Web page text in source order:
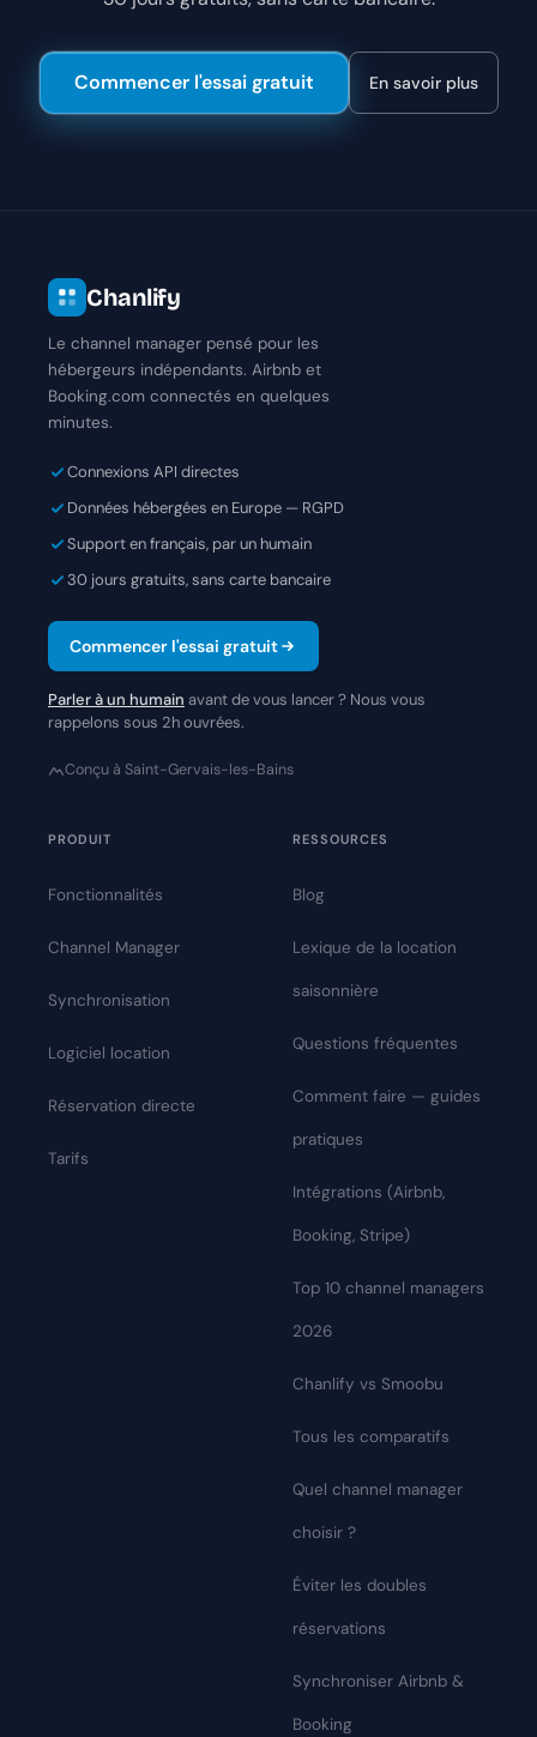
Commencer l'essai gratuit En savoir plus
Chanlify
Le channel manager pensé pour les
hébergeurs indépendants. Airbnb et
Booking.com connectés en quelques
minutes.
Connexions API directes
Données hébergées en Europe — RGPD
Support en français, par un humain
30 jours gratuits, sans carte bancaire
Commencer l'essai gratuit
Parler à un humain avant de vous lancer ? Nous vous
rappelons sous 2h ouvrées.
Conçu à Saint-Gervais-les-Bains
PRODUIT
Fonctionnalités
Channel Manager
Synchronisation
Logiciel location
Réservation directe
Tarifs
RESSOURCES
Blog
Lexique de la location
saisonnière
Questions fréquentes
Comment faire — guides
pratiques
Intégrations (Airbnb,
Booking, Stripe)
Top 10 channel managers
2026
Chanlify vs Smoobu
Tous les comparatifs
Quel channel manager
choisir ?
Éviter les doubles
réservations
Synchroniser Airbnb &
Booking